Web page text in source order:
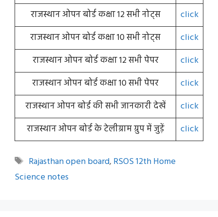
राजस्थान ओपन बोर्ड कक्षा 12 सभी नोट्स
click
राजस्थान ओपन बोर्ड कक्षा 10 सभी नोट्स
click
राजस्थान ओपन बोर्ड कक्षा 12 सभी पेपर
click
राजस्थान ओपन बोर्ड कक्षा 10 सभी पेपर
click
राजस्थान ओपन बोर्ड की सभी जानकारी देखें
click
राजस्थान ओपन बोर्ड के टेलीग्राम ग्रुप में जुड़ें
click
Tags
Rajasthan open board,RSOS 12th Home
Science notes